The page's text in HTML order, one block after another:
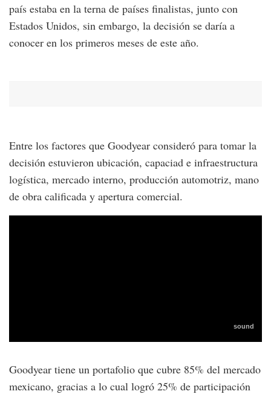
país estaba en la terna de países finalistas, junto con
Estados Unidos, sin embargo, la decisión se daría a
conocer en los primeros meses de este año.
Entre los factores que Goodyear consideró para tomar la
decisión estuvieron ubicación, capaciad e infraestructura
logística, mercado interno, producción automotriz, mano
de obra calificada y apertura comercial.
Goodyear tiene un portafolio que cubre 85% del mercado
mexicano, gracias a lo cual logró 25% de participación